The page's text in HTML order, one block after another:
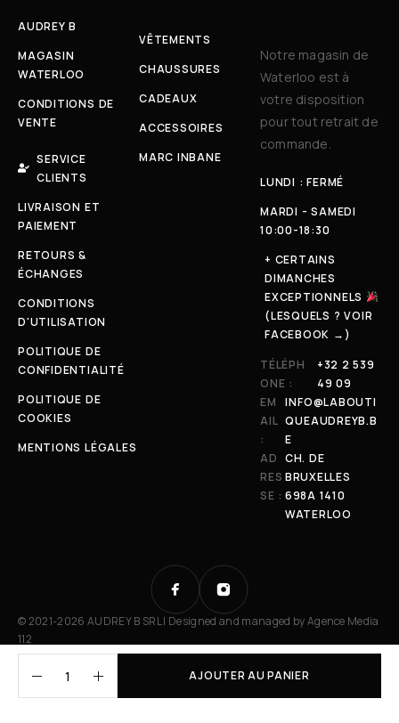
AJOUTER AU PANIER
AUDREY B
MAGASIN
WATERLOO
CONDITIONS DE
VENTE
SERVICE
CLIENTS
LIVRAISON ET
PAIEMENT
RETOURS &
ÉCHANGES
CONDITIONS
D'UTILISATION
POLITIQUE DE
CONFIDENTIALITÉ
POLITIQUE DE
COOKIES
MENTIONS LÉGALES
VÊTEMENTS
CHAUSSURES
CADEAUX
ACCESSOIRES
MARC INBANE
Notre magasin de
Waterloo est à
votre disposition
pour tout retrait de
commande.
LUNDI : FERMÉ
MARDI - SAMEDI
10:00-18:30
+ CERTAINS
DIMANCHES
EXCEPTIONNELS
(LESQUELS ? VOIR
FACEBOOK →)
TÉLÉPH
ONE :
+32 2 539
49 09
EM
AIL
:
INFO@LABOUTI
QUEAUDREYB.B
E
AD
RES
SE :
CH. DE
BRUXELLES
698A 1410
WATERLOO
© 2021-2026 AUDREY B SRL | Designed and managed byAgence Media
112